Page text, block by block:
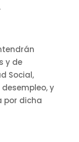
y de
Social,
y
por dicha